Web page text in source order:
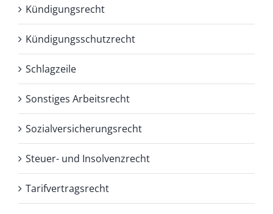
Kündigungsrecht
Kündigungsschutzrecht
Schlagzeile
Sonstiges Arbeitsrecht
Sozialversicherungsrecht
Steuer- und Insolvenzrecht
Tarifvertragsrecht